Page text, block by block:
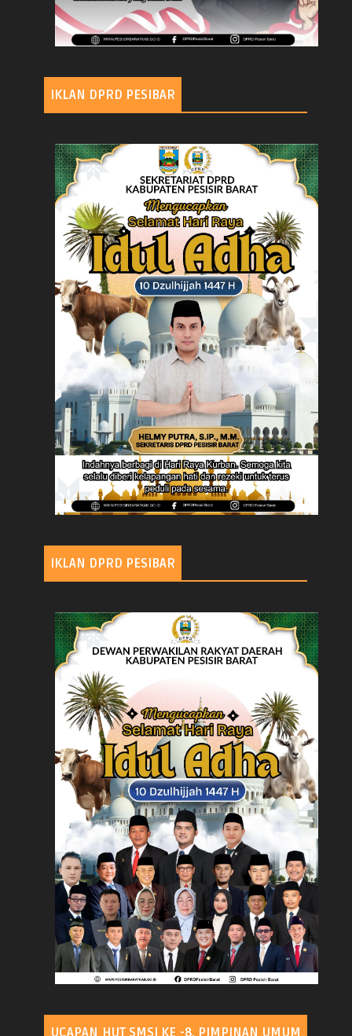
IKLAN DPRD PESIBAR
IKLAN DPRD PESIBAR
UCAPAN HUT SMSI KE -8, PIMPINAN UMUM